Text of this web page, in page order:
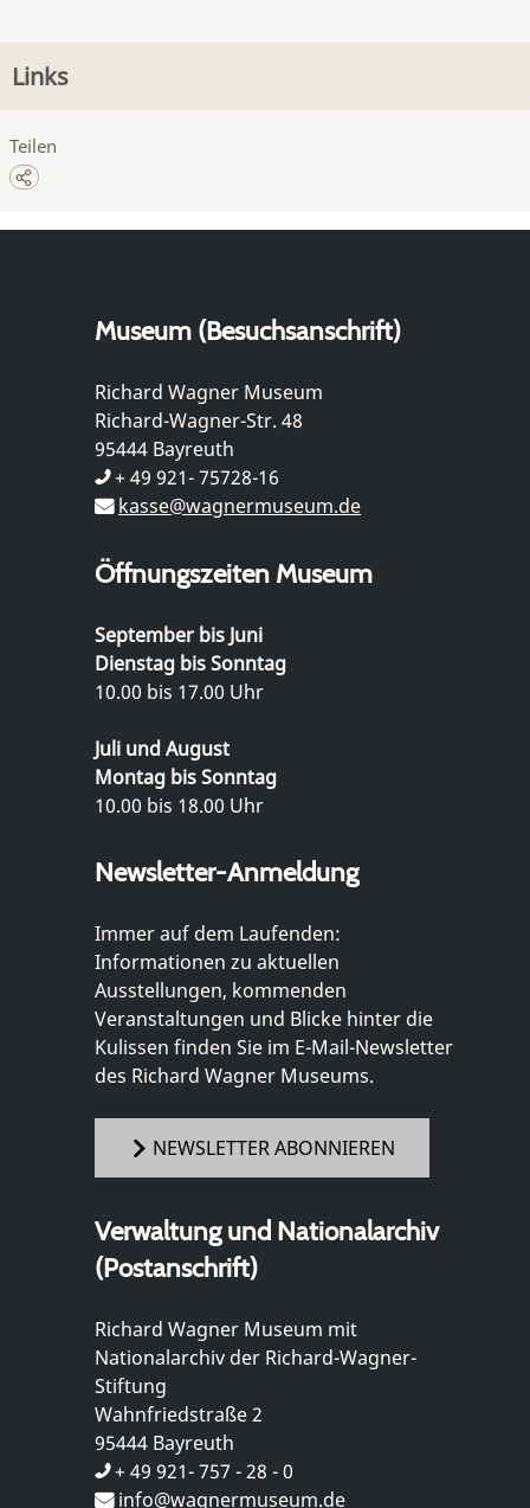
Links
Teilen
Museum (Besuchsanschrift)
Richard Wagner Museum
Richard-Wagner-Str. 48
95444 Bayreuth
+ 49 921- 75728-16
kasse@wagnermuseum.de
Öffnungszeiten Museum
September bis Juni
Dienstag bis Sonntag
10.00 bis 17.00 Uhr
Juli und August
Montag bis Sonntag
10.00 bis 18.00 Uhr
Newsletter-Anmeldung
Immer auf dem Laufenden:
Informationen zu aktuellen
Ausstellungen, kommenden
Veranstaltungen und Blicke hinter die
Kulissen finden Sie im E-Mail-Newsletter
des Richard Wagner Museums.
NEWSLETTER ABONNIEREN
Verwaltung und Nationalarchiv
(Postanschrift)
Richard Wagner Museum mit
Nationalarchiv der Richard-Wagner-
Stiftung
Wahnfriedstraße 2
95444 Bayreuth
+ 49 921- 757 - 28 - 0
info@wagnermuseum.de